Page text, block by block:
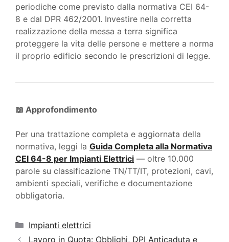
periodiche come previsto dalla normativa CEI 64-
8 e dal DPR 462/2001. Investire nella corretta
realizzazione della messa a terra significa
proteggere la vita delle persone e mettere a norma
il proprio edificio secondo le prescrizioni di legge.
📖 Approfondimento
Per una trattazione completa e aggiornata della
normativa, leggi la Guida Completa alla Normativa
CEI 64-8 per Impianti Elettrici — oltre 10.000
parole su classificazione TN/TT/IT, protezioni, cavi,
ambienti speciali, verifiche e documentazione
obbligatoria.
Categorie
Impianti elettrici
Lavoro in Quota: Obblighi, DPI Anticaduta e